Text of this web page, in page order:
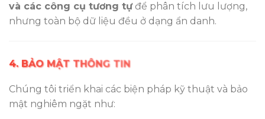
và các công cụ tương tựđể phân tích lưu lượng,
nhưng toàn bộ dữ liệu đều ở dạng ẩn danh.
4. BẢO MẬT THÔNG TIN
Chúng tôi triển khai các biện pháp kỹ thuật và bảo
mật nghiêm ngặt như: